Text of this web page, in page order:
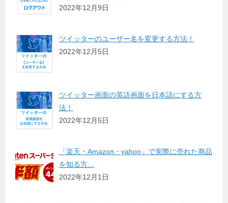
2022年12月9日
ツイッターのユーザー名を変更する方法！
2022年12月5日
ツイッター画面の英語画面を日本語にする方
法！
2022年12月5日
「楽天・Amazon・yahoo」で実際に売れた商品
を知る方…
2022年12月1日